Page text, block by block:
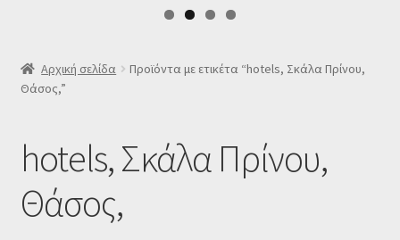
SLIDER
Δελτίο νέων
Επιβεβαίωση εγγραφής στο Newsletter του Dealistas.gr
Αρχική σελίδα
Προϊόντα με ετικέτα “hotels, Σκάλα Πρίνου,
Θάσος,”
hotels, Σκάλα Πρίνου,
Θάσος,